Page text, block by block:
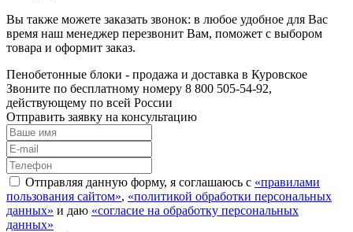
Вы также можете заказать звонок: в любое удобное для Вас
время наш менеджер перезвонит Вам, поможет с выбором
товара и оформит заказ.
Пенобетонные блоки - продажа и доставка в Куровское
Звоните по бесплатному номеру 8 800 505-54-92,
действующему по всей России
Отправить заявку на консультацию
Отправляя данную форму, я соглашаюсь с «правилами
пользования сайтом», «политикой обработки персональных
данных» и даю «согласие на обработку персональных
данных»